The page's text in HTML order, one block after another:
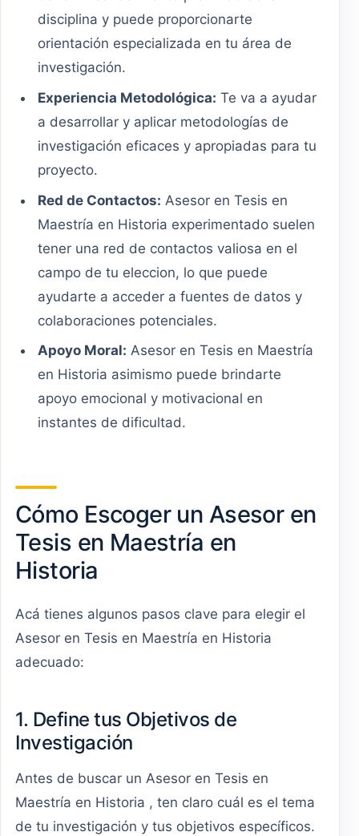
disciplina y puede proporcionarte
orientación especializada en tu área de
investigación.
Experiencia Metodológica: Te va a ayudar
a desarrollar y aplicar metodologías de
investigación eficaces y apropiadas para tu
proyecto.
Red de Contactos: Asesor en Tesis en
Maestría en Historia experimentado suelen
tener una red de contactos valiosa en el
campo de tu eleccion, lo que puede
ayudarte a acceder a fuentes de datos y
colaboraciones potenciales.
Apoyo Moral: Asesor en Tesis en Maestría
en Historia asimismo puede brindarte
apoyo emocional y motivacional en
instantes de dificultad.
Cómo Escoger un Asesor en
Tesis en Maestría en
Historia
Acá tienes algunos pasos clave para elegir el
Asesor en Tesis en Maestría en Historia
adecuado:
1. Define tus Objetivos de
Investigación
Antes de buscar un Asesor en Tesis en
Maestría en Historia , ten claro cuál es el tema
de tu investigación y tus objetivos específicos.